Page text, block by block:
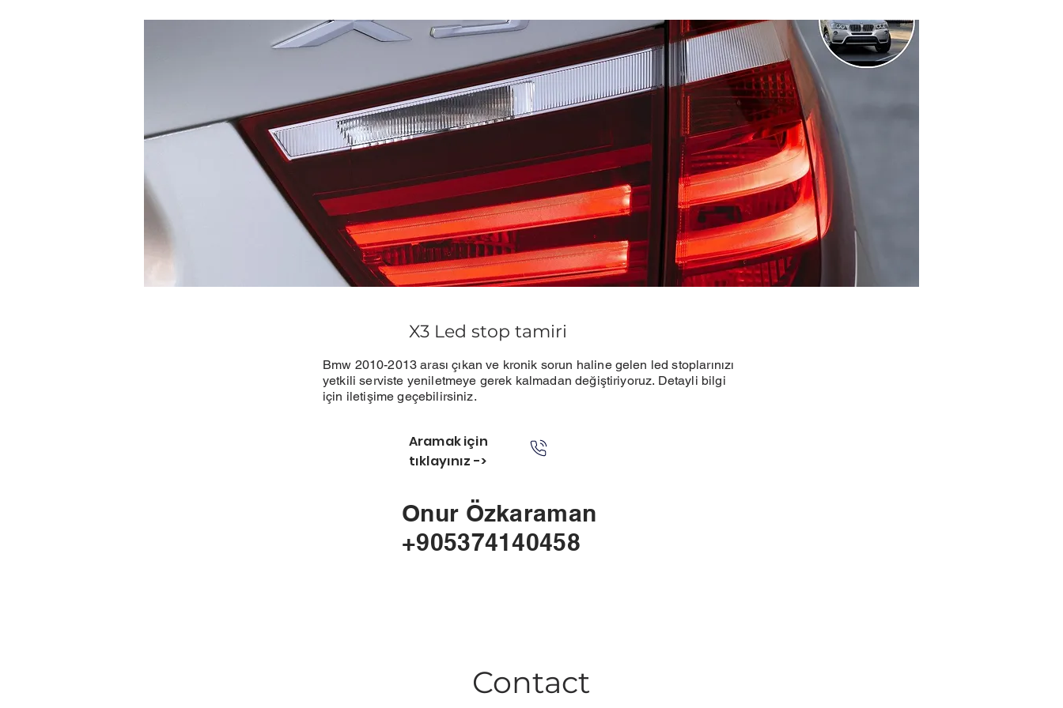
Bmw 2010-2013 arası çıkan ve kronik sorun haline gelen led stoplarınızı
yetkili serviste yeniletmeye gerek kalmadan değiştiriyoruz. Detayli bilgi
için iletişime geçebilirsiniz.
Aramak için
tıklayınız ->
Onur Özkaraman
+905374140458
X3 Led stop tamiri
Contact